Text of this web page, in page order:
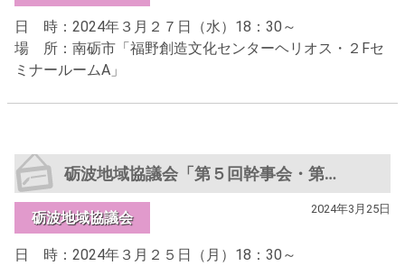
日 時：2024年３月２７日（水）18：30～
場 所：南砺市「福野創造文化センターヘリオス・２Fセ
ミナールームA」
砺波地域協議会「第５回幹事会・第３回闘争委員会」
砺波地域協議会
2024年3月25日
日 時：2024年３月２５日（月）18：30～